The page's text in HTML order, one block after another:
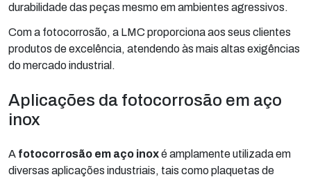
durabilidade das peças mesmo em ambientes agressivos.
Com a fotocorrosão, a LMC proporciona aos seus clientes
produtos de excelência, atendendo às mais altas exigências
do mercado industrial.
Aplicações da fotocorrosão em aço
inox
A fotocorrosão em aço inoxé amplamente utilizada em
diversas aplicações industriais, tais como plaquetas de